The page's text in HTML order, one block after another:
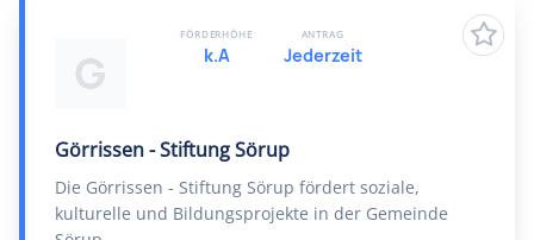
G
Görrissen - Stiftung Sörup
Die Görrissen - Stiftung Sörup fördert soziale,
kulturelle und Bildungsprojekte in der Gemeinde
FÖRDERHÖHE
k.A
ANTRAG
Jederzeit